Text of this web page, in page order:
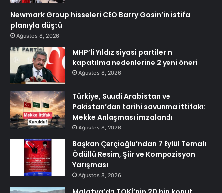
Newmark Group hisseleri CEO Barry Gosin’in istifa
planıyla düştü
Ağustos 8, 2026
MHP’li Yıldız siyasi partilerin
kapatılma nedenlerine 2 yeni öneri
Ağustos 8, 2026
Türkiye, Suudi Arabistan ve
Pakistan’dan tarihi savunma ittifakı:
Mekke Anlaşması imzalandı
Ağustos 8, 2026
Başkan Çerçioğlu’ndan 7 Eylül Temalı
Ödüllü Resim, Şiir ve Kompozisyon
Yarışması
Ağustos 8, 2026